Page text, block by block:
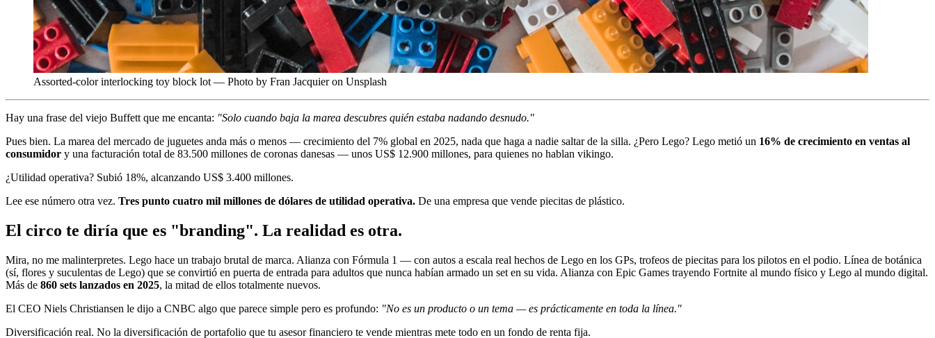
Assorted-color interlocking toy block lot — Photo by Fran Jacquier on Unsplash
Hay una frase del viejo Buffett que me encanta: "Solo cuando baja la marea descubres quién estaba nadando desnudo."
Pues bien. La marea del mercado de juguetes anda más o menos — crecimiento del 7% global en 2025, nada que haga a nadie saltar de la silla. ¿Pero Lego? Lego metió un 16% de crecimiento en ventas al
consumidor y una facturación total de 83.500 millones de coronas danesas — unos US$ 12.900 millones, para quienes no hablan vikingo.
¿Utilidad operativa? Subió 18%, alcanzando US$ 3.400 millones.
Lee ese número otra vez. Tres punto cuatro mil millones de dólares de utilidad operativa. De una empresa que vende piecitas de plástico.
El circo te diría que es "branding". La realidad es otra.
Mira, no me malinterpretes. Lego hace un trabajo brutal de marca. Alianza con Fórmula 1 — con autos a escala real hechos de Lego en los GPs, trofeos de piecitas para los pilotos en el podio. Línea de botánica
(sí, flores y suculentas de Lego) que se convirtió en puerta de entrada para adultos que nunca habían armado un set en su vida. Alianza con Epic Games trayendo Fortnite al mundo físico y Lego al mundo digital.
Más de 860 sets lanzados en 2025, la mitad de ellos totalmente nuevos.
El CEO Niels Christiansen le dijo a CNBC algo que parece simple pero es profundo: "No es un producto o un tema — es prácticamente en toda la línea."
Diversificación real. No la diversificación de portafolio que tu asesor financiero te vende mientras mete todo en un fondo de renta fija.